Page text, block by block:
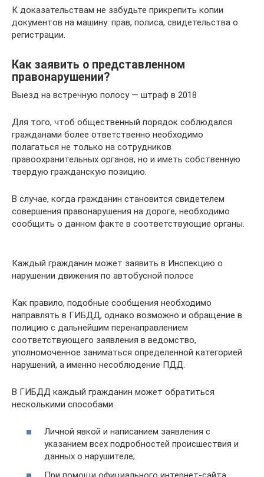
К доказательствам не забудьте прикрепить копии
документов на машину: прав, полиса, свидетельства о
регистрации.
Как заявить о представленном
правонарушении?
Выезд на встречную полосу — штраф в 2018
Для того, чтоб общественный порядок соблюдался
гражданами более ответственно необходимо
полагаться не только на сотрудников
правоохранительных органов, но и иметь собственную
твердую гражданскую позицию.
В случае, когда гражданин становится свидетелем
совершения правонарушения на дороге, необходимо
сообщить о данном факте в соответствующие органы.
Каждый гражданин может заявить в Инспекцию о
нарушении движения по автобусной полосе
Как правило, подобные сообщения необходимо
направлять в ГИБДД, однако возможно и обращение в
полицию с дальнейшим перенаправлением
соответствующего заявления в ведомство,
уполномоченное заниматься определенной категорией
нарушений, а именно несоблюдение ПДД.
В ГИБДД каждый гражданин может обратиться
несколькими способами:
Личной явкой и написанием заявления с
указанием всех подробностей происшествия и
данных о нарушителе;